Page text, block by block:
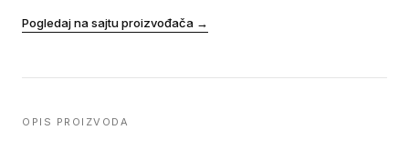
Pogledaj na sajtu proizvođača →
OPIS PROIZVODA